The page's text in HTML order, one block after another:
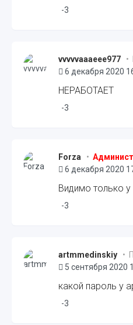
-3
vvvvvaaaeee977
•
6 декабря 2020
НЕРАБОТАЕТ
-3
Forza •
6 декабря 2020
Видимо только
-3
artmmedinskiy
•
5 сентября 2020
какой пароль у
-3